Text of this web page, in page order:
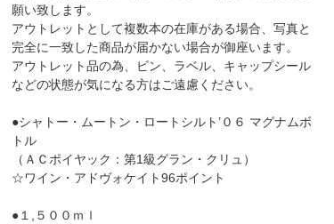
願い致します。
アウトレットとして複数本の在庫がある場合、写真と
完全に一致した商品が届かない場合が御座います。
アウトレット品の為、ビン、ラベル、キャップシール
などの状態が気になる方はご遠慮ください。
●シャトー・ムートン・ロートシルト’０６ マグナムボ
トル
（ＡＣポイヤック：第1級グラン・クリュ）
☆ワイン・アドヴォケイト96ポイント
●１,５００ｍｌ